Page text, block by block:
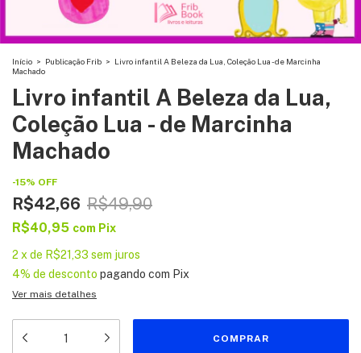
Início > Publicação Frib > Livro infantil A Beleza da Lua, Coleção Lua - de Marcinha
Machado
Livro infantil A Beleza da Lua,
Coleção Lua - de Marcinha
Machado
-15% OFF
R$42,66 R$49,90
R$40,95 com Pix
2 x de R$21,33 sem juros
4% de desconto pagando com Pix
Ver mais detalhes